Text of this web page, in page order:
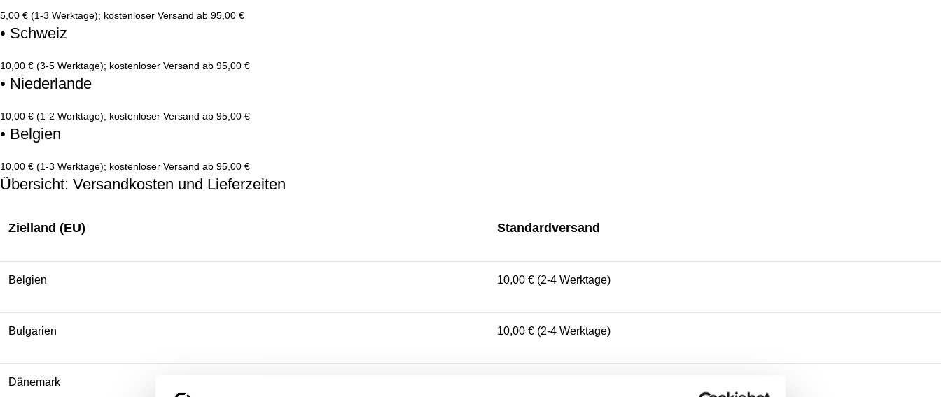
5,00 € (1-3 Werktage); kostenloser Versand ab 95,00 €
• Schweiz
10,00 € (3-5 Werktage); kostenloser Versand ab 95,00 €
• Niederlande
10,00 € (1-2 Werktage); kostenloser Versand ab 95,00 €
• Belgien
10,00 € (1-3 Werktage); kostenloser Versand ab 95,00 €
Übersicht: Versandkosten und Lieferzeiten
Zielland (EU) Standardversand
Belgien 10,00 € (2-4 Werktage)
Bulgarien 10,00 € (2-4 Werktage)
Dänemark